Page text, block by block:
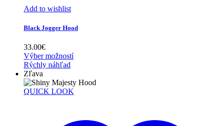
Add to wishlist
Black Jogger Hood
33.00€
Výber možností
Rýchly náhľad
Zľava
QUICK LOOK